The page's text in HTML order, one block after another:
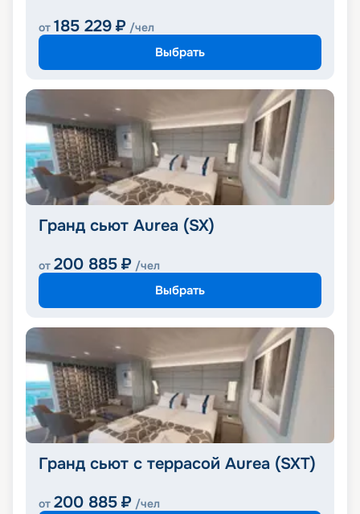
от 185 229 ₽ /чел
Выбрать
Гранд сьют Aurea (SX)
от 200 885 ₽ /чел
Выбрать
Гранд сьют с террасой Aurea (SXT)
от 200 885 ₽ /чел